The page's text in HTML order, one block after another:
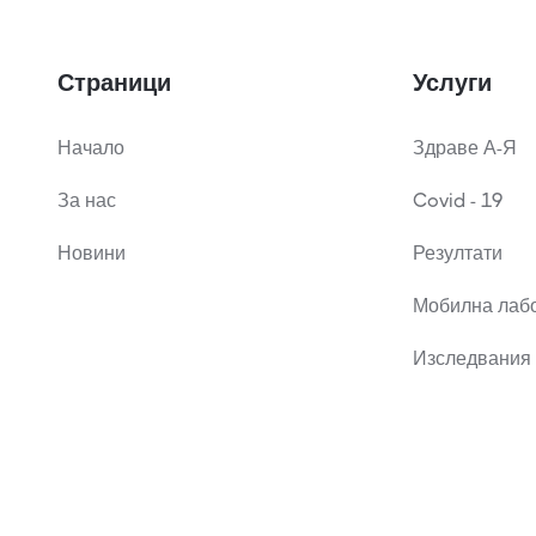
Страници
Начало
За нас
Новини
Услуги
Здраве А-Я
Covid - 19
Резултати
Мобилна
Изследвания